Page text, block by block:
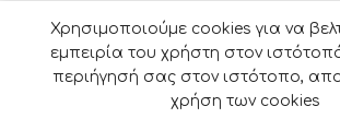
Χρησιμοποιούμε cookies για να
εμπειρία του χρήστη στον
περιήγησή σας στον ιστότοπο,
χρήση των cookies